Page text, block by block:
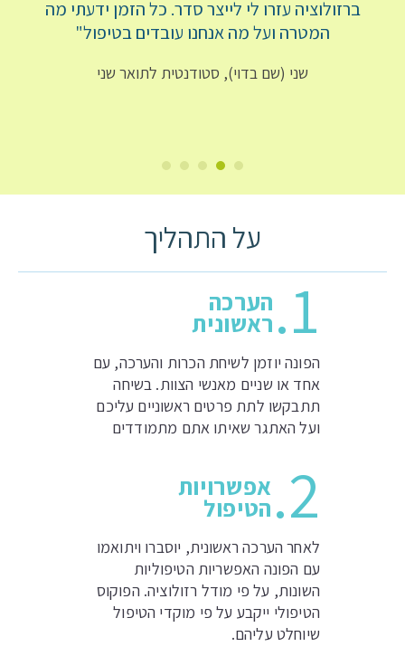
ברזולוציה עזרו לי לייצר סדר. כל הזמן ידעתי מה
המטרה ועל מה אנחנו עובדים בטיפול"
שני (שם בדוי), סטודנטית לתואר שני
על התהליך
1. הערכה
ראשונית
הפונה יוזמן לשיחת הכרות והערכה, עם
אחד או שניים מאנשי הצוות. בשיחה
תתבקשו לתת פרטים ראשוניים עליכם
ועל האתגר שאיתו אתם מתמודדים
2. אפשרויות
הטיפול
לאחר הערכה ראשונית, יוסברו ויתואמו
עם הפונה האפשריות הטיפוליות
השונות, על פי מודל רזולוציה. הפוקוס
הטיפולי ייקבע על פי מוקדי הטיפול
שיוחלט עליהם.